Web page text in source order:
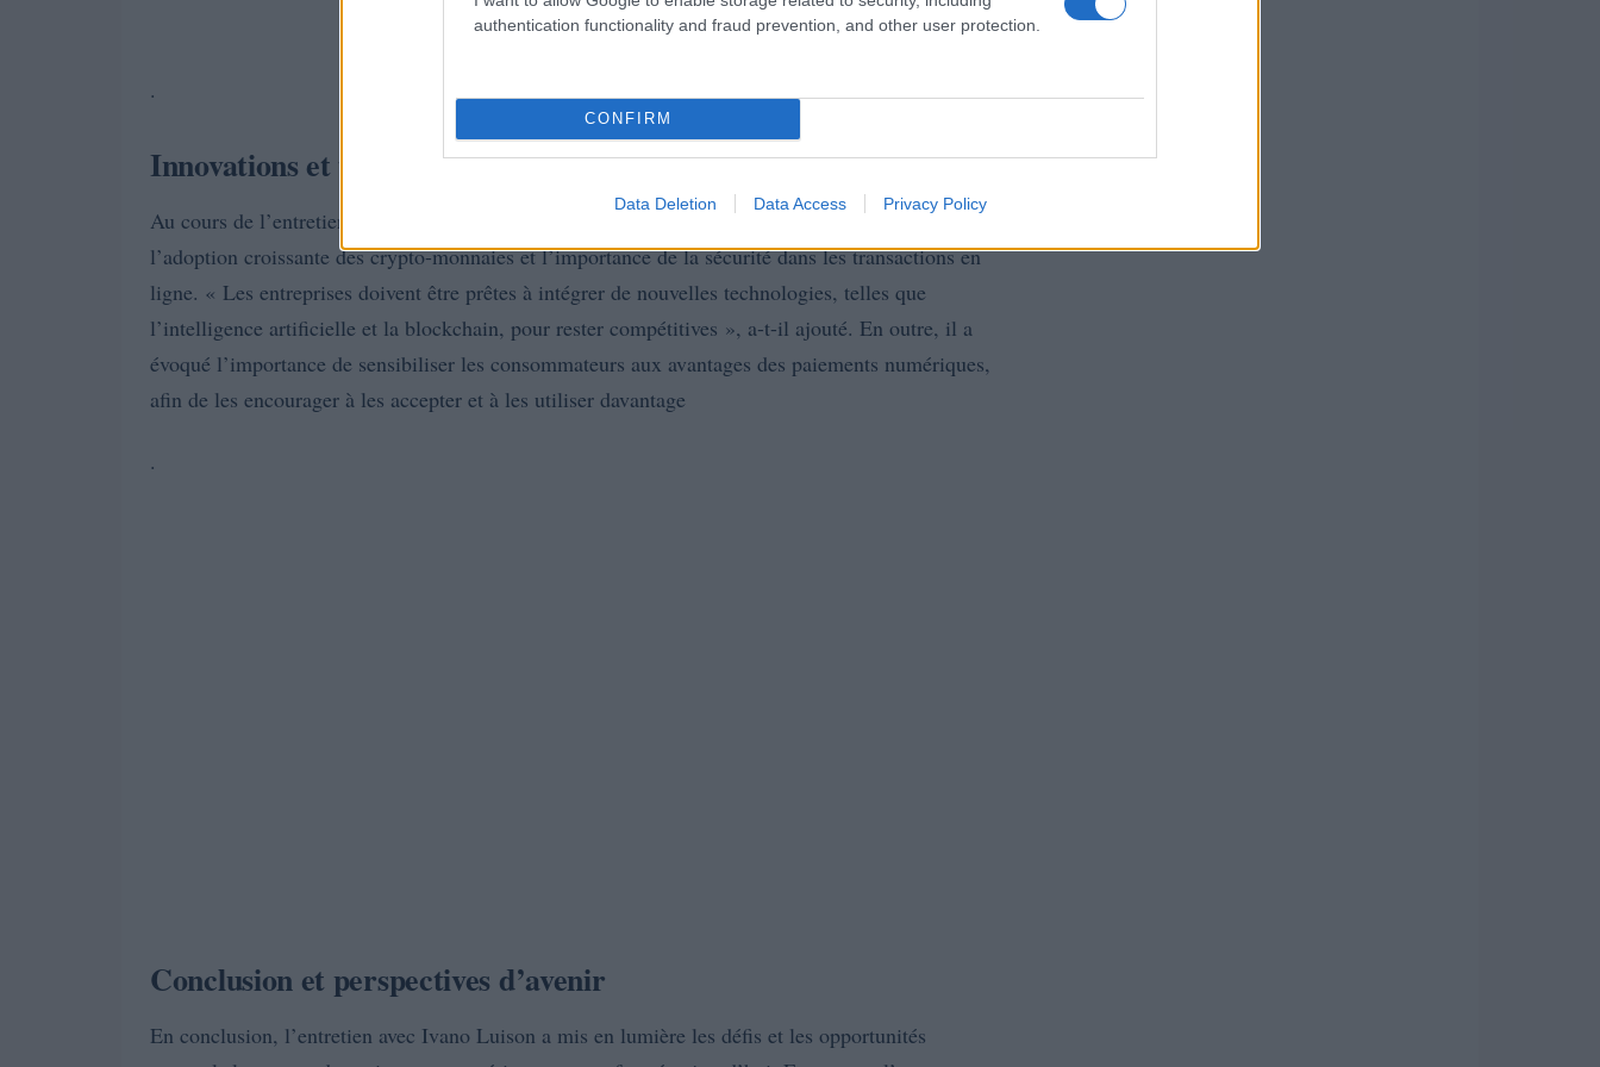
authentication functionality and fraud prevention, and other user protection.
CONFIRM
Data Deletion Data Access Privacy Policy
.
Innovations et tendances futures dans le secteur des paiements
Au cours de l’entretien, Luison a évoqué les dernières innovations du secteur, notamment
l’adoption croissante des crypto-monnaies et l’importance de la sécurité dans les transactions en
ligne. « Les entreprises doivent être prêtes à intégrer de nouvelles technologies, telles que
l’intelligence artificielle et la blockchain, pour rester compétitives », a-t-il ajouté. En outre, il a
évoqué l’importance de sensibiliser les consommateurs aux avantages des paiements numériques,
afin de les encourager à les accepter et à les utiliser davantage
.
Conclusion et perspectives d’avenir
En conclusion, l’entretien avec Ivano Luison a mis en lumière les défis et les opportunités